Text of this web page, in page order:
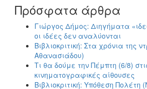
Πρόσφατα άρθρα
Γιώργος Δήμος: Διηγήματα
οι ιδέες δεν αναλύονται
Βιβλιοκριτική: Στα χρόνια της
Αθανασιάδου)
Τι θα δούμε την Πέμπτη (6/8)
κινηματογραφικές αίθουσες
Βιβλιοκριτική: Υπόθεση Πολέτη